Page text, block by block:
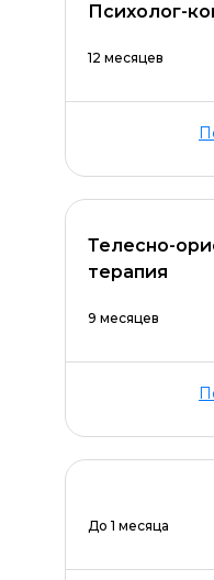
Психолог-
12 месяцев
Телесно-
терапия
9 месяцев
До 1 месяца